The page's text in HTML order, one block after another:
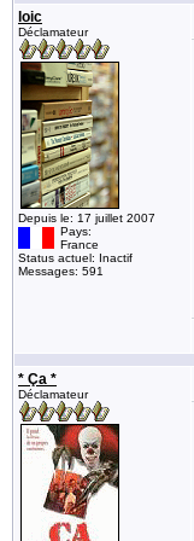
loic
Déclamateur
Depuis le: 17 juillet 2007
Pays:
France
Status actuel: Inactif
Messages: 591
* Ça *
Déclamateur